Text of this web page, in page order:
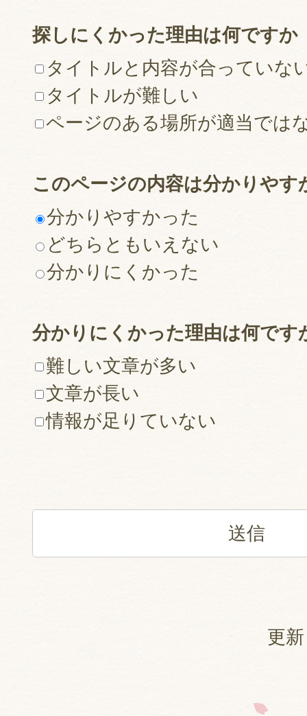
探しにくかった理由は何ですか
タイトルと内容が合っていな
タイトルが難しい
ページのある場所が適当では
このページの内容は分かりやす
分かりやすかった
どちらともいえない
分かりにくかった
分かりにくかった理由は何です
難しい文章が多い
文章が長い
情報が足りていない
更